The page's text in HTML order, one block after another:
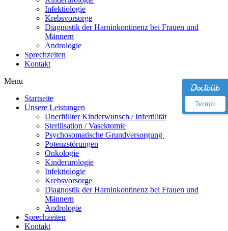
Termin
Infektiologie
Krebsvorsorge
Diagnostik der Harninkontinenz bei Frauen und
Männern
Andrologie
Sprechzeiten
Kontakt
Menu
Startseite
Unsere Leistungen
Unerfüllter Kinderwunsch / Infertilität
Sterilisation / Vasektomie
Psychosomatische Grundversorgung
Potenzstörungen
Onkologie
Kinderurologie
Infektiologie
Krebsvorsorge
Diagnostik der Harninkontinenz bei Frauen und
Männern
Andrologie
Sprechzeiten
Kontakt